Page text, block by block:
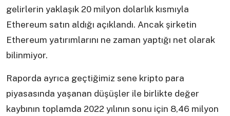
gelirlerin yaklaşık 20 milyon dolarlık kısmıyla
Ethereum satın aldığı açıklandı. Ancak şirketin
Ethereum yatırımlarını ne zaman yaptığı net olarak
bilinmiyor.
Raporda ayrıca geçtiğimiz sene kripto para
piyasasında yaşanan düşüşler ile birlikte değer
kaybının toplamda 2022 yılının sonu için 8,46 milyon